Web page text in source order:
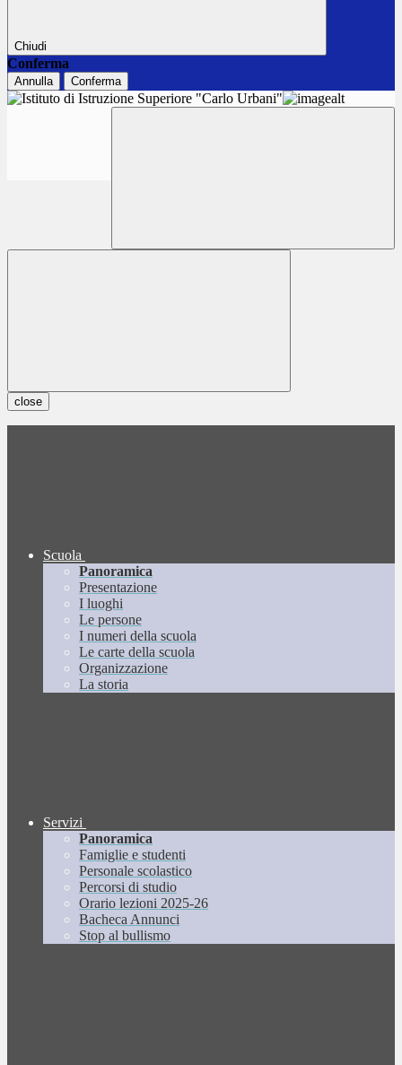
Chiudi
Conferma
Annulla Conferma
close
Scuola
Panoramica
Presentazione
I luoghi
Le persone
I numeri della scuola
Le carte della scuola
Organizzazione
La storia
Servizi
Panoramica
Famiglie e studenti
Personale scolastico
Percorsi di studio
Orario lezioni 2025-26
Bacheca Annunci
Stop al bullismo